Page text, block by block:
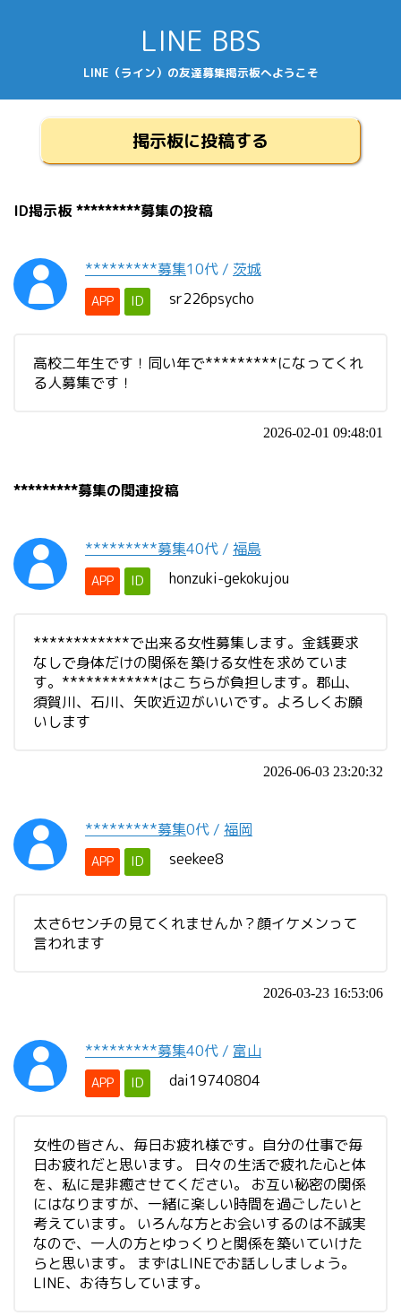
LINE BBS
LINE（ライン）の友達募集掲示板へようこそ
掲示板に投稿する
ID掲示板 *********募集の投稿
*********募集10代 / 茨城
APP ID sr226psycho
高校二年生です！同い年で*********になってくれ
る人募集です！
2026-02-01 09:48:01
*********募集の関連投稿
*********募集40代 / 福島
APP ID honzuki-gekokujou
************で出来る女性募集します。金銭要求
なしで身体だけの関係を築ける女性を求めていま
す。************はこちらが負担します。郡山、
須賀川、石川、矢吹近辺がいいです。よろしくお願
いします
2026-06-03 23:20:32
*********募集0代 / 福岡
APP ID seekee8
太さ6センチの見てくれませんか？顔イケメンって
言われます
2026-03-23 16:53:06
*********募集40代 / 富山
APP ID dai19740804
女性の皆さん、毎日お疲れ様です。自分の仕事で毎
日お疲れだと思います。 日々の生活で疲れた心と体
を、私に是非癒させてください。 お互い秘密の関係
にはなりますが、一緒に楽しい時間を過ごしたいと
考えています。 いろんな方とお会いするのは不誠実
なので、一人の方とゆっくりと関係を築いていけた
らと思います。 まずはLINEでお話ししましょう。
LINE、お待ちしています。